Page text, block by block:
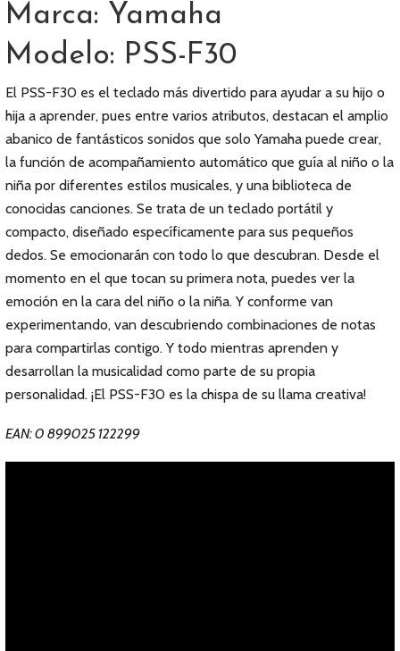
Marca: Yamaha
Modelo: PSS-F30
El PSS-F30 es el teclado más divertido para ayudar a su hijo o
hija a aprender, pues entre varios atributos, destacan el amplio
abanico de fantásticos sonidos que solo Yamaha puede crear,
la función de acompañamiento automático que guía al niño o la
niña por diferentes estilos musicales, y una biblioteca de
conocidas canciones. Se trata de un teclado portátil y
compacto, diseñado específicamente para sus pequeños
dedos. Se emocionarán con todo lo que descubran. Desde el
momento en el que tocan su primera nota, puedes ver la
emoción en la cara del niño o la niña. Y conforme van
experimentando, van descubriendo combinaciones de notas
para compartirlas contigo. Y todo mientras aprenden y
desarrollan la musicalidad como parte de su propia
personalidad. ¡El PSS-F30 es la chispa de su llama creativa!
EAN: 0 899025 122299